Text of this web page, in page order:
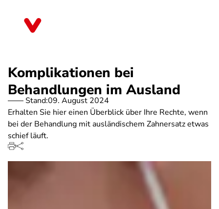
Komplikationen bei
Behandlungen im Ausland
Stand:09. August 2024
Erhalten Sie hier einen Überblick über Ihre Rechte, wenn
bei der Behandlung mit ausländischem Zahnersatz etwas
schief läuft.